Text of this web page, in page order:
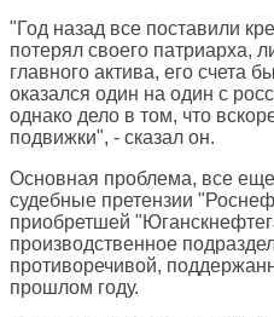
"Год назад все поставили
потерял своего патриарха,
главного актива, его счета
оказался один на один с
однако дело в том, что
подвижки", - сказал он.
Основная проблема, все
судебные претензии
приобретшей
производственное
противоречивой,
прошлом году.